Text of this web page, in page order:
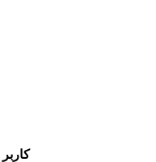
1811 کاربر